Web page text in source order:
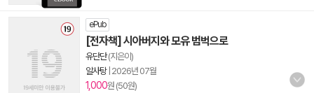
ePub
[전자책] 시아버지와 모유 범벅으로
유단단(지은이)
알사탕| 2026년 07월
1,000원 (50원)